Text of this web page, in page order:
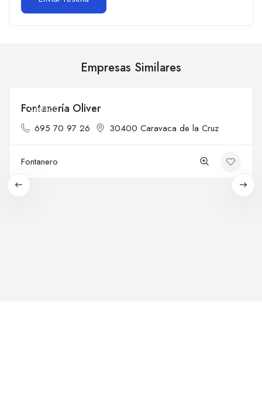
Empresas Similares
Cerrado
Fontanería Oliver
695 70 97 26 30400 Caravaca de la Cruz
Fontanero